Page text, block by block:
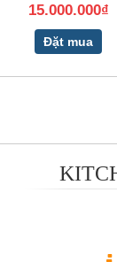
15.000.000₫
Đặt mua